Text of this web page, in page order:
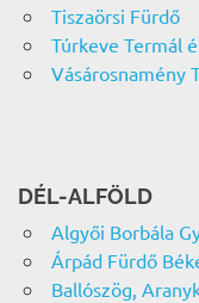
Tiszaörsi Fürdő
Túrkeve Termál
Vásárosnamény
DÉL-ALFÖLD
Algyői Borbála
Árpád Fürdő
Ballószög,